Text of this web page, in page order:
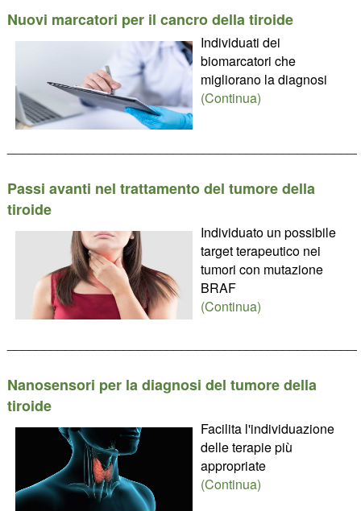
Nuovi marcatori per il cancro della tiroide
Individuati dei
biomarcatori che
migliorano la diagnosi
(Continua)
Passi avanti nel trattamento del tumore della
tiroide
Individuato un possibile
target terapeutico nei
tumori con mutazione
BRAF
(Continua)
Nanosensori per la diagnosi del tumore della
tiroide
Facilita l'individuazione
delle terapie più
appropriate
(Continua)